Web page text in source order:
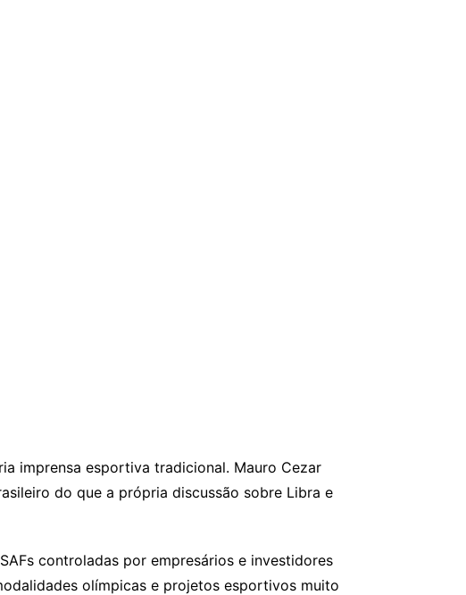
imprensa esportiva tradicional. Mauro Cezar
do que a própria discussão sobre Libra e
controladas por empresários e investidores
olímpicas e projetos esportivos muito